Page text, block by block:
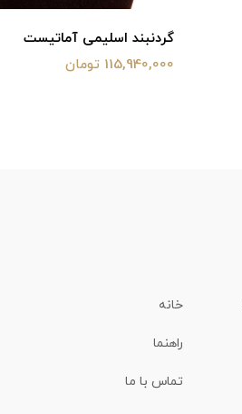
گردنبند اسلیمی آماتیست
115,940,000 تومان
خانه
راهنما
تماس با ما